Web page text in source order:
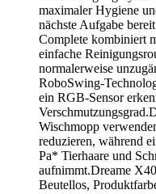
maximaler Hygiene
nächste Aufgabe
Complete kombiniert
einfache
normalerweise
RoboSwing-
ein RGB-Sensor
Wischmopp
reduzieren, während
Pa* Tierhaare und
aufnimmt.Dreame
Beutellos,